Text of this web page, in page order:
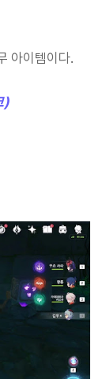
아이템이다.
)